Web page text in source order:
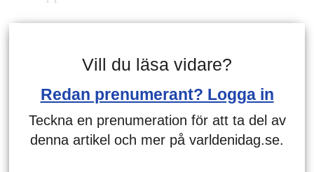
Vill du läsa vidare?
Redan prenumerant? Logga in
Teckna en prenumeration för att ta del av
denna artikel och mer på varldenidag.se.